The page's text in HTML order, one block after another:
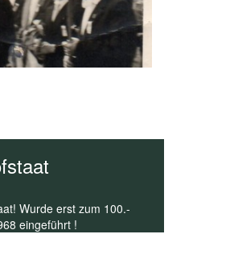
Wurde erst zum 100.-
eingeführt !